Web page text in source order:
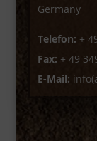
Germany
Telefon: +
Fax: + 49
E-Mail: